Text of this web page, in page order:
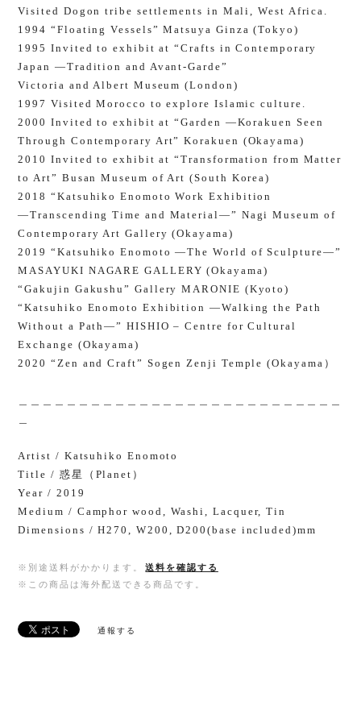
Visited Dogon tribe settlements in Mali, West Africa.
1994 “Floating Vessels” Matsuya Ginza (Tokyo)
1995 Invited to exhibit at “Crafts in Contemporary
Japan ―Tradition and Avant-Garde”
Victoria and Albert Museum (London)
1997 Visited Morocco to explore Islamic culture.
2000 Invited to exhibit at “Garden ―Korakuen Seen
Through Contemporary Art” Korakuen (Okayama)
2010 Invited to exhibit at “Transformation from Matter
to Art” Busan Museum of Art (South Korea)
2018 “Katsuhiko Enomoto Work Exhibition
―Transcending Time and Material―” Nagi Museum of
Contemporary Art Gallery (Okayama)
2019 “Katsuhiko Enomoto ―The World of Sculpture―”
MASAYUKI NAGARE GALLERY (Okayama)
“Gakujin Gakushu” Gallery MARONIE (Kyoto)
“Katsuhiko Enomoto Exhibition ―Walking the Path
Without a Path―” HISHIO – Centre for Cultural
Exchange (Okayama)
2020 “Zen and Craft” Sogen Zenji Temple (Okayama）
Artist / Katsuhiko Enomoto
Title / 惑星（Planet）
Year / 2019
Medium / Camphor wood, Washi, Lacquer, Tin
Dimensions / H270, W200, D200(base included)mm
※別途送料がかかります。
送料を確認する
※この商品は海外配送できる商品です。
通報する